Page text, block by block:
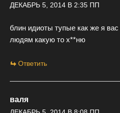
ДЕКАБРЬ 5, 2014 В 2:35 ПП
блин идиоты тупые как же я
людям какую то х**ню
Ответить
валя